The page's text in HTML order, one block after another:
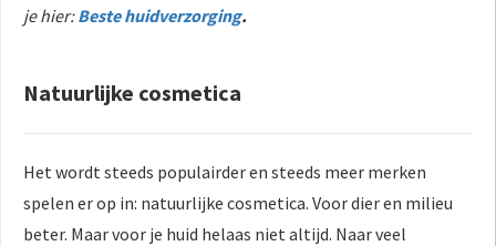
je hier:Beste huidverzorging.
Natuurlijke cosmetica
Het wordt steeds populairder en steeds meer merken
spelen er op in: natuurlijke cosmetica. Voor dier en milieu
beter. Maar voor je huid helaas niet altijd. Naar veel
Hierdoor